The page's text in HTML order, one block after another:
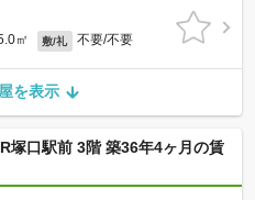
㎡ 敷/礼 不要/不要
を表示
塚口駅前 3階 築36年4ヶ月の賃